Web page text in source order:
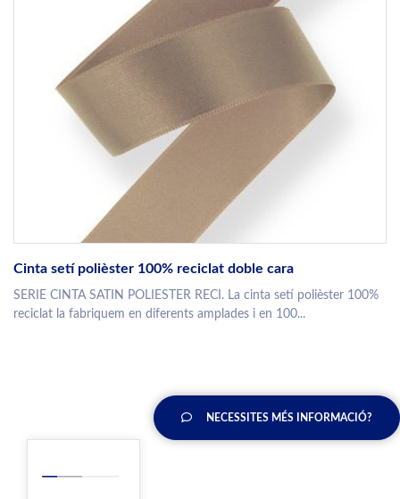
Cinta setí polièster 100% reciclat doble cara
SERIE CINTA SATIN POLIESTER RECI. La cinta setí polièster 100%
reciclat la fabriquem en diferents amplades i en 100...
NECESSITES MÉS INFORMACIÓ?